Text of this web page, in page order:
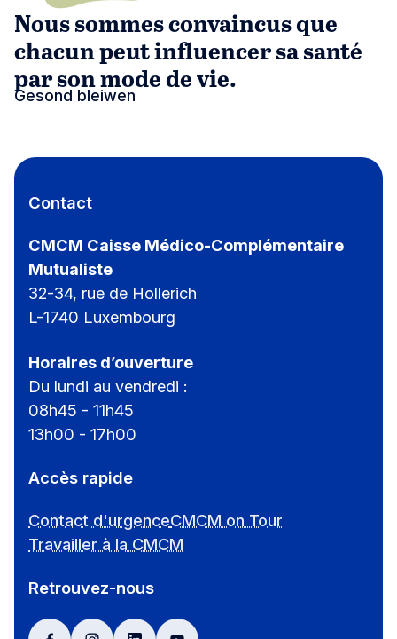
Nous sommes convaincus que
chacun peut influencer sa santé
par son mode de vie.
Gesond bleiwen
Contact
CMCM Caisse Médico-Complémentaire
Mutualiste
32-34, rue de Hollerich
L-1740 Luxembourg
Horaires d’ouverture
Du lundi au vendredi :
08h45 - 11h45
13h00 - 17h00
Accès rapide
Contact d'urgenceCMCM on Tour
Travailler à la CMCM
Retrouvez-nous